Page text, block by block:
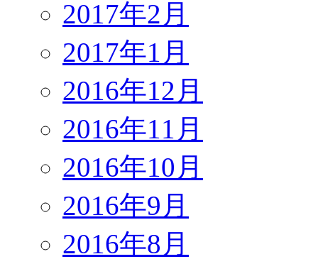
2017年2月
2017年1月
2016年12月
2016年11月
2016年10月
2016年9月
2016年8月